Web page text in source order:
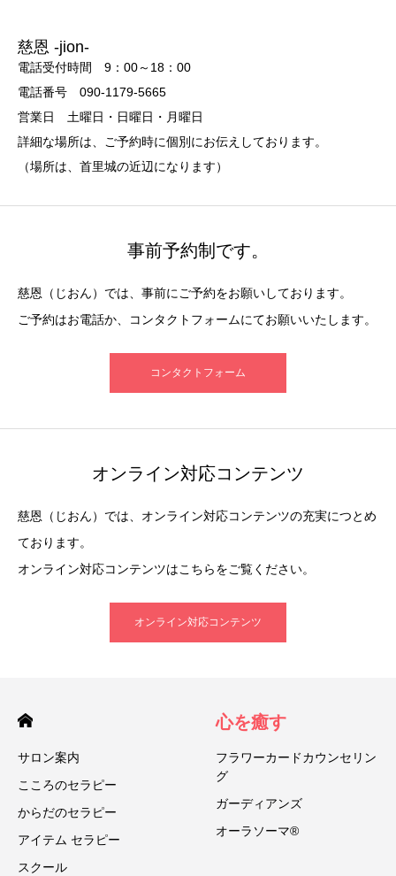
慈恩 -jion-
電話受付時間 9：00～18：00
電話番号 090-1179-5665
営業日 土曜日・日曜日・月曜日
詳細な場所は、ご予約時に個別にお伝えしております。
（場所は、首里城の近辺になります）
事前予約制です。
慈恩（じおん）では、事前にご予約をお願いしております。
ご予約はお電話か、コンタクトフォームにてお願いいたします。
コンタクトフォーム
オンライン対応コンテンツ
慈恩（じおん）では、オンライン対応コンテンツの充実につとめ
ております。
オンライン対応コンテンツはこちらをご覧ください。
オンライン対応コンテンツ
サロン案内
こころのセラピー
からだのセラピー
アイテム セラピー
スクール
心を癒す
フラワーカードカウンセリン
グ
ガーディアンズ
オーラソーマ®